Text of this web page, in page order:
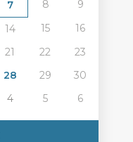
7 8
9
14 15
16
21 22
23
28 29
30
4 5 6